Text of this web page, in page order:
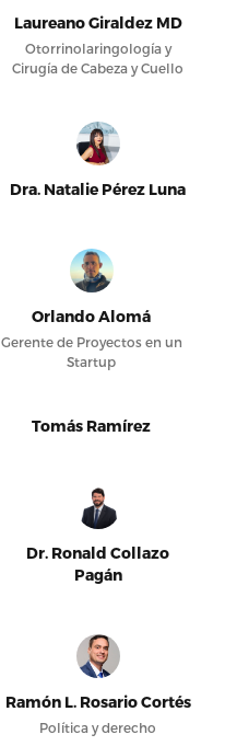
Laureano Giraldez MD
Otorrinolaringología y
Cirugía de Cabeza y Cuello
Dra. Natalie Pérez Luna
Orlando Alomá
Gerente de Proyectos en un
Startup
Tomás Ramírez
Dr. Ronald Collazo
Pagán
Ramón L. Rosario Cortés
Política y derecho